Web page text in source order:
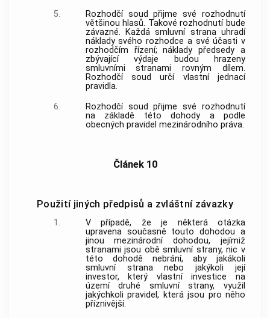
5.
Rozhodčí soud přijme své rozhodnutí
většinou hlasů. Takové rozhodnutí bude
závazné. Každá smluvní strana uhradí
náklady svého rozhodce a své účasti v
rozhodčím řízení; náklady předsedy a
zbývající výdaje budou hrazeny
smluvními stranami rovným dílem.
Rozhodčí soud určí vlastní jednací
pravidla.
6.
Rozhodčí soud přijme své rozhodnutí
na základě této dohody a podle
obecných pravidel mezinárodního práva.
Článek 10
Použití jiných předpisů a zvláštní závazky
1.
V případě, že je některá otázka
upravena současně touto dohodou a
jinou mezinárodní dohodou, jejímiž
stranami jsou obě smluvní strany, nic v
této dohodě nebrání, aby jakákoli
smluvní strana nebo jakýkoli její
investor, který vlastní investice na
území druhé smluvní strany, využil
jakýchkoli pravidel, která jsou pro něho
příznivější.